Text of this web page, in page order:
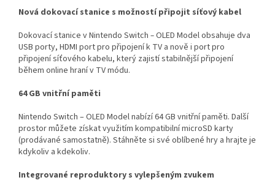
​Nová dokovací stanice s možností připojit síťový kabel
Dokovací stanice v Nintendo Switch –OLED Model obsahuje dva
USB porty, HDMI port pro připojení k TV a nově i port pro
připojení síťového kabelu, který zajistí stabilnější připojení
během online hraní v TV módu.​
64 GB vnitřní paměti
Nintendo Switch – OLED Model nabízí 64 GB vnitřní paměti. Další
prostor můžete získat využitím kompatibilní microSD karty
(prodávané samostatně). Stáhněte si své oblíbené hry a hrajte je
kdykoliv a kdekoliv.
Integrované reproduktory s vylepšeným zvukem